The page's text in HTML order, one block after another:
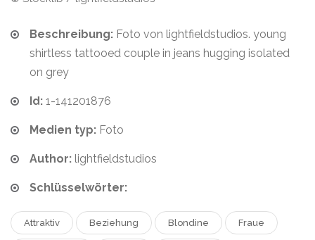
Beschreibung: Foto von lightfieldstudios. young
shirtless tattooed couple in jeans hugging isolated
on grey
Id: 1-141201876
Medien typ: Foto
Author: lightfieldstudios
Schlüsselwörter:
Attraktiv Beziehung Blondine Fraue